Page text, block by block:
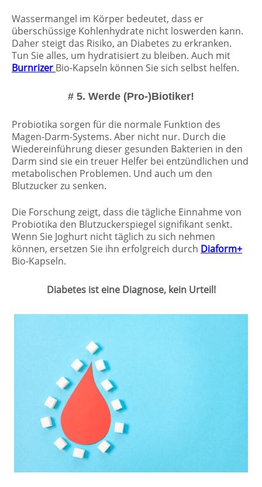
Wassermangel im Körper bedeutet, dass er
überschüssige Kohlenhydrate nicht loswerden kann.
Daher steigt das Risiko, an Diabetes zu erkranken.
Tun Sie alles, um hydratisiert zu bleiben. Auch mit
Burnrizer Bio-Kapseln können Sie sich selbst helfen.
# 5. Werde (Pro-)Biotiker!
Probiotika sorgen für die normale Funktion des
Magen-Darm-Systems. Aber nicht nur. Durch die
Wiedereinführung dieser gesunden Bakterien in den
Darm sind sie ein treuer Helfer bei entzündlichen und
metabolischen Problemen. Und auch um den
Blutzucker zu senken.
Die Forschung zeigt, dass die tägliche Einnahme von
Probiotika den Blutzuckerspiegel signifikant senkt.
Wenn Sie Joghurt nicht täglich zu sich nehmen
können, ersetzen Sie ihn erfolgreich durch Diaform+
Bio-Kapseln.
Diabetes ist eine Diagnose, kein Urteil!